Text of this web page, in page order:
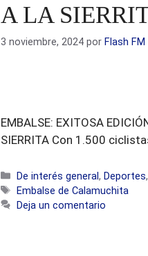
A LA
3 noviembre, 2024 por Flash FM
EMBALSE: EXITOSA
SIERRITA Con 1.500
Categorías
De interés general, Deportes,
Etiquetas
Embalse de Calamuchita
Deja un comentario